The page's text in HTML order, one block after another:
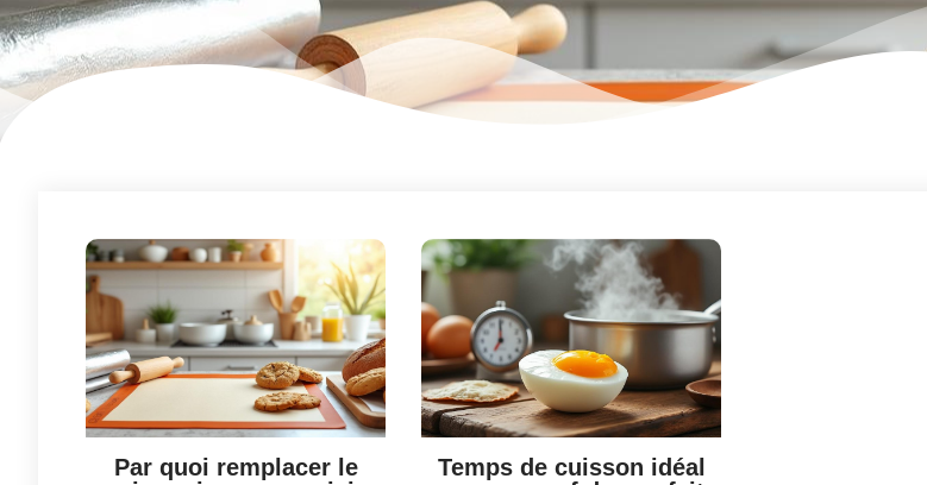
Par quoi remplacer le
Temps de cuisson idéal